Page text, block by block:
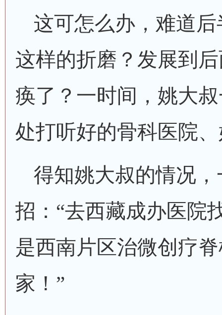
这可怎么办，难道
这样的折磨？发展到
痪了？一时间，姚大
处打听好的骨科医院
得知姚大叔的情况
招： “去西藏成办医院
是西南片区治微创疗
家！”